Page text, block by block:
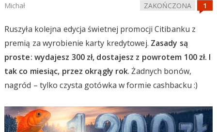
Michał ZAKOŃCZONA
Ruszyła kolejna edycja świetnej promocji Citibanku z
premią za wyrobienie karty kredytowej. Zasady są
proste: wydajesz 300 zł, dostajesz z powrotem 100 zł. I
tak co miesiąc, przez okrągły rok. Żadnych bonów,
nagród – tylko czysta gotówka w formie cashbacku :)